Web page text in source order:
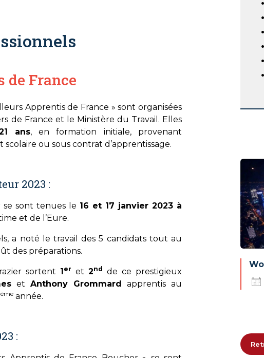
de France
Apprentis de France » sont organisées
de France et le Ministère du Travail. Elles
ans, en formation initiale, provenant
ou sous contrat d’apprentissage.
2023 :
se sont tenues le 16 et 17 janvier 2023 à
et de l’Eure.
a noté le travail des 5 candidats tout au
des préparations.
sortent 1er et 2nd
de ce prestigieux
et Anthony Grommard apprentis au
ème année.
: